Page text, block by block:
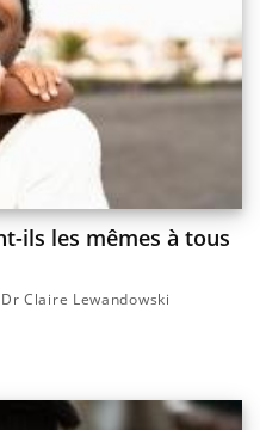
ils les mêmes à tous
Claire Lewandowski